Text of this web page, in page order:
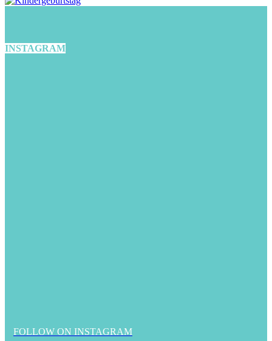
INSTAGRAM
FOLLOW ON INSTAGRAM